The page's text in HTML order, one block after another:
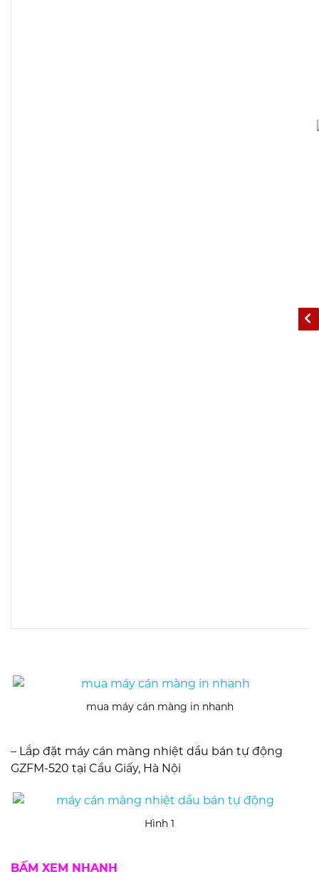
mua máy cán màng in nhanh
– Lắp đặt máy cán màng nhiệt dầu bán tự động
GZFM-520 tại Cầu Giấy, Hà Nội
Hình 1
BẤM XEM NHANH